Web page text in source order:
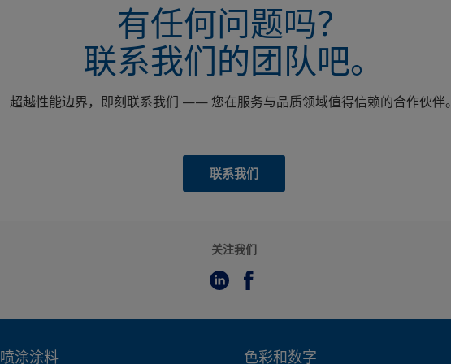
有任何问题吗？
联系我们的团队吧。
超越性能边界，即刻联系我们 —— 您在服务与品质领域值得信赖的合作伙伴。
联系我们
关注我们
喷涂涂料 色彩和数字